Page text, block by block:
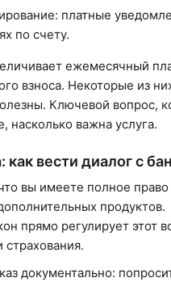
платные
по счету.
ежемесячный
взноса. Некоторые из
Ключевой вопрос,
насколько важна услуга.
как вести диалог с
вы имеете полное право
продуктов.
прямо регулирует этот
страхования.
документально: